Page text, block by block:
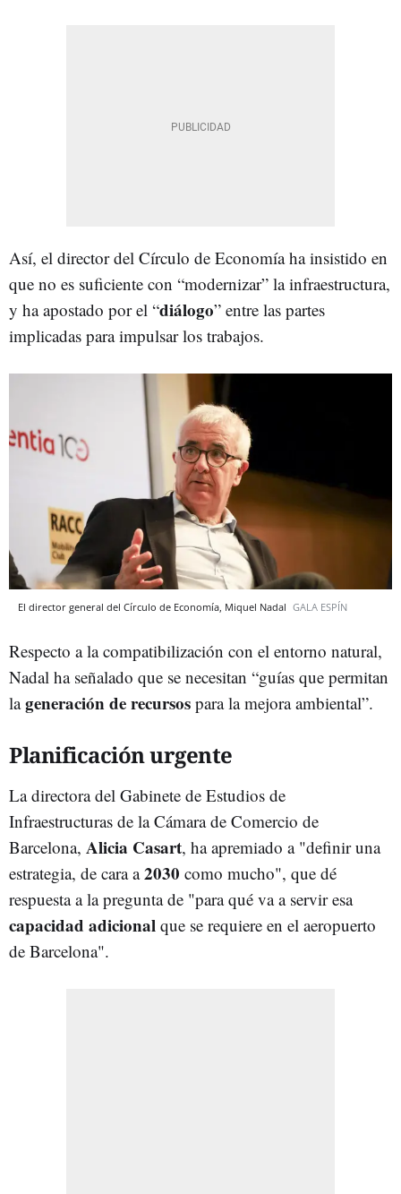
Así, el director del Círculo de Economía ha insistido en
que no es suficiente con “modernizar” la infraestructura,
y ha apostado por el “diálogo” entre las partes
implicadas para impulsar los trabajos.
El director general del Círculo de Economía, Miquel Nadal GALA ESPÍN
Respecto a la compatibilización con el entorno natural,
Nadal ha señalado que se necesitan “guías que permitan
lageneración de recursos para la mejora ambiental”.
Planificación urgente
La directora del Gabinete de Estudios de
Infraestructuras de la Cámara de Comercio de
Barcelona, Alicia Casart, ha apremiado a "definir una
estrategia, de cara a2030 como mucho", que dé
respuesta a la pregunta de "para qué va a servir esa
capacidad adicional que se requiere en el aeropuerto
de Barcelona".